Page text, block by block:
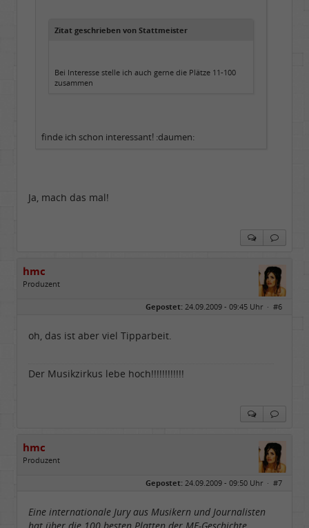
Zitat geschrieben von Stattmeister
Bei Interesse stelle ich auch gerne die Plätze 11-100
zusammen
finde ich schon interessant! :daumen:
Ja, mach das mal!
hmc
Produzent
Beiträge:
17571
Gepostet: 24.09.2009 - 09:45 Uhr · #6
oh, das ist aber viel Tipparbeit.
Der Musikzirkus lebe hoch!!!!!!!!!!!!
hmc
Produzent
Beiträge:
17571
Dabei seit:
04 / 2006
Gepostet: 24.09.2009 - 09:50 Uhr · #7
Eine internationale Jury aus Musikern und Journalisten